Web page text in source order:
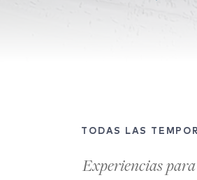
TODAS LAS
Experiencias